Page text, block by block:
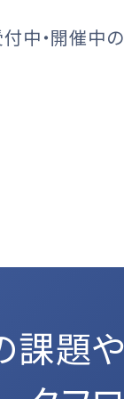
中・開催中
課題